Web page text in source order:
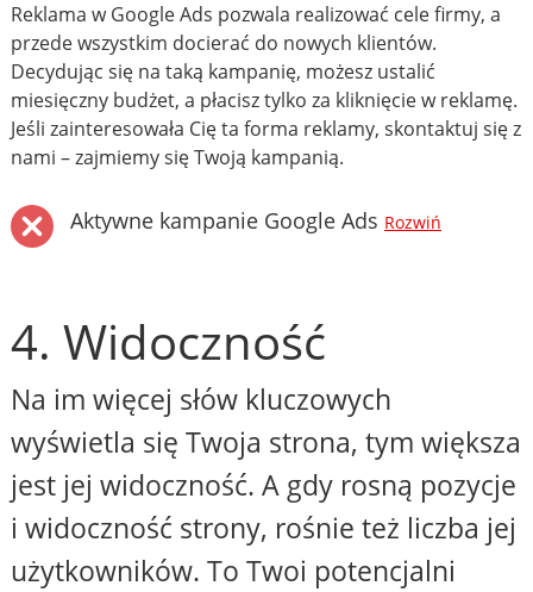
Reklama w Google Ads pozwala realizować cele firmy, a
przede wszystkim docierać do nowych klientów.
Decydując się na taką kampanię, możesz ustalić
miesięczny budżet, a płacisz tylko za kliknięcie w reklamę.
Jeśli zainteresowała Cię ta forma reklamy, skontaktuj się z
nami – zajmiemy się Twoją kampanią.
Aktywne kampanie Google Ads Rozwiń
4. Widoczność
Na im więcej słów kluczowych
wyświetla się Twoja strona, tym większa
jest jej widoczność. A gdy rosną pozycje
i widoczność strony, rośnie też liczba jej
użytkowników. To Twoi potencjalni